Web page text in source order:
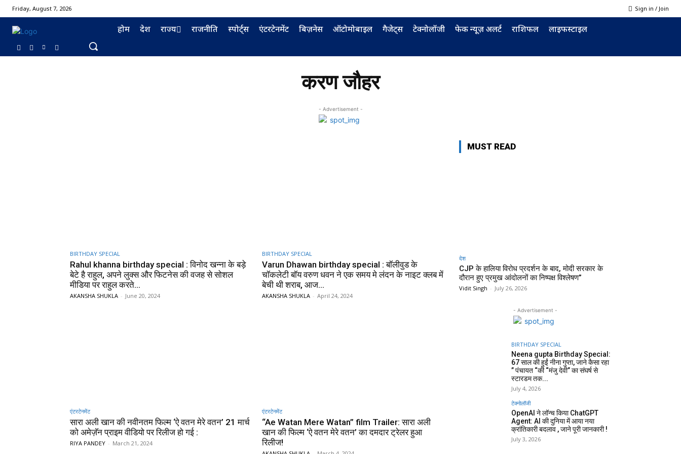
Friday, August 7, 2026 Sign in / Join
होम देश राज्य राजनीति स्पोर्ट्स एंटरटेनमेंट बिज़नेस ऑटोमोबाइल गैजेट्स टेक्नोलॉजी फेक न्यूज़ अलर्ट राशिफल लाइफस्टाइल
करण जौहर
- Advertisement -
BIRTHDAY SPECIAL
Rahul khanna birthday special : विनोद खन्ना के बड़े
बेटे है राहुल, अपने लुक्स और फिटनेस की वजह से सोशल
मीडिया पर राहुल करते...
AKANSHA SHUKLA - June 20, 2024
BIRTHDAY SPECIAL
Varun Dhawan birthday special : बॉलीवुड के
चॉकलेटी बॉय वरुण धवन ने एक समय मे लंदन के नाइट क्लब में
बेची थी शराब, आज...
AKANSHA SHUKLA - April 24, 2024
एंटरटेनमेंट
सारा अली खान की नवीनतम फिल्म ‘ऐ वतन मेरे वतन’ 21 मार्च
को अमेज़ॅन प्राइम वीडियो पर रिलीज हो गई :
RIYA PANDEY - March 21, 2024
एंटरटेनमेंट
“Ae Watan Mere Watan” film Trailer: सारा अली
खान की फिल्म ‘ऐ वतन मेरे वतन’ का दमदार ट्रेलर हुआ
रिलीज!
MUST READ
देश
CJP के हालिया विरोध प्रदर्शन के बाद, मोदी सरकार के
दौरान हुए प्रमुख आंदोलनों का निष्पक्ष विश्लेषण”
Vidit Singh - July 26, 2026
- Advertisement -
BIRTHDAY SPECIAL
Neena gupta Birthday Special:
67 साल की हुईं नीना गुप्ता, जाने कैसा रहा
” पंचायत “की “मंजु देवी” का संघर्ष से
स्टारडम तक...
July 4, 2026
टेक्नोलॉजी
OpenAI ने लॉन्च किया ChatGPT
Agent: AI की दुनिया में आया नया
क्रांतिकारी बदलाव , जाने पूरी जानकारी !
July 3, 2026